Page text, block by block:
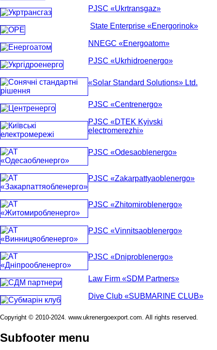
PJSC «Ukrtransgaz»
State Enterprise «Energorinok»
NNEGC «Energoatom»
PJSC «Ukrhidroenergo»
«Solar Standard Solutions» Ltd.
PJSC «Centrenergo»
PJSC «DTEK Kyivski
electromerezhi»
PJSC «Odesaoblenergo»
PJSC «Zakarpattyaoblenergo»
PJSC «Zhitomiroblenergo»
PJSC «Vinnitsaoblenergo»
PJSC «Dniproblenergo»
Law Firm «SDM Partners»
Dive Club «SUBMARINE CLUB»
Copyright © 2010-2024. www.ukrenergoexport.com. All rights reserved.
Subfooter menu